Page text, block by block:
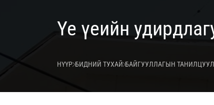
Үе үеийн
НҮҮР БИДНИЙ ТУХАЙ БАЙГУУЛЛАГЫН